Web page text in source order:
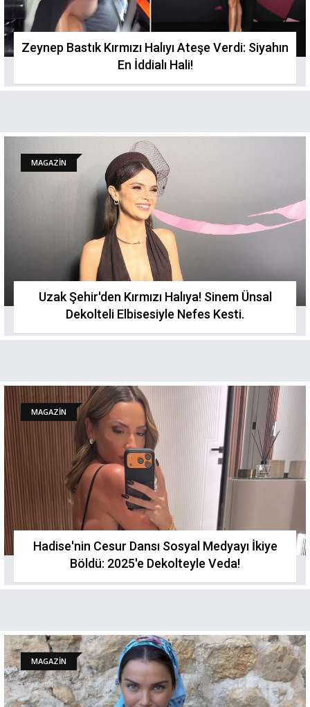
Zeynep Bastık Kırmızı Halıyı Ateşe Verdi: Siyahın
En İddialı Hali!
MAGAZİN
Uzak Şehir'den Kırmızı Halıya! Sinem Ünsal
Dekolteli Elbisesiyle Nefes Kesti.
MAGAZİN
Hadise'nin Cesur Dansı Sosyal Medyayı İkiye
Böldü: 2025'e Dekolteyle Veda!
MAGAZİN